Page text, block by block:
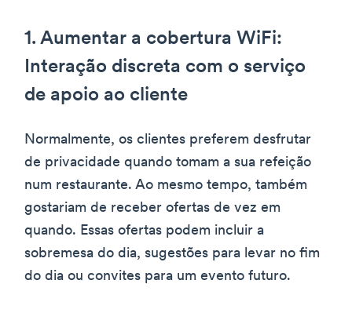
1. Aumentar a cobertura WiFi:
Interação discreta com o serviço
de apoio ao cliente
Normalmente, os clientes preferem desfrutar
de privacidade quando tomam a sua refeição
num restaurante. Ao mesmo tempo, também
gostariam de receber ofertas de vez em
quando. Essas ofertas podem incluir a
sobremesa do dia, sugestões para levar no fim
do dia ou convites para um evento futuro.